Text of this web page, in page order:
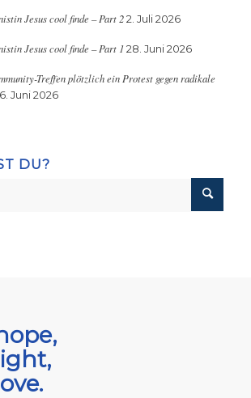
Jesus cool finde – Part 2 2. Juli 2026
Jesus cool finde – Part 1 28. Juni 2026
Treffen plötzlich ein Protest gegen radikale
6. Juni 2026
DU?